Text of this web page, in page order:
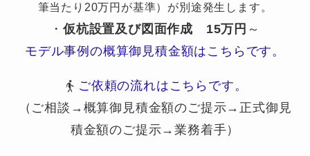
筆当たり20万円が基準）が別途発生します。
・ 仮杭設置及び図面作成 15万円 ～
モデル事例の概算御見積金額はこちらです。
ご依頼の流れはこちらです。
（ご相談→概算御見積金額のご提示→正式御見
積金額のご提示→業務着手）